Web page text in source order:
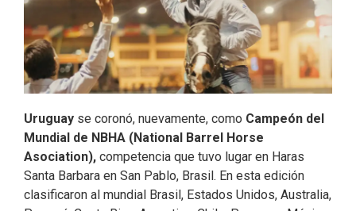
Uruguay se coronó, nuevamente, como Campeón del
Mundial de NBHA (National Barrel Horse
Asociation), competencia que tuvo lugar en Haras
Santa Barbara en San Pablo, Brasil. En esta edición
clasificaron al mundial Brasil, Estados Unidos, Australia,